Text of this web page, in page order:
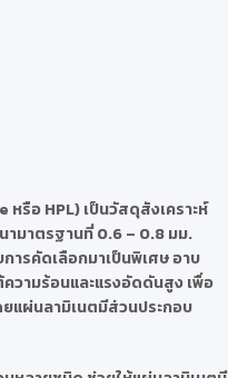
รือ HPL) เป็นวัสดุสังเคราะห์
ามาตรฐานที่ 0.6 – 0.8 มม.
ารคัดเลือกมาเป็นพิเศษ อาบ
วามร้อนและแรงอัดดันสูง เพื่อ
แผ่นลามิเนตมีส่วนประกอบ